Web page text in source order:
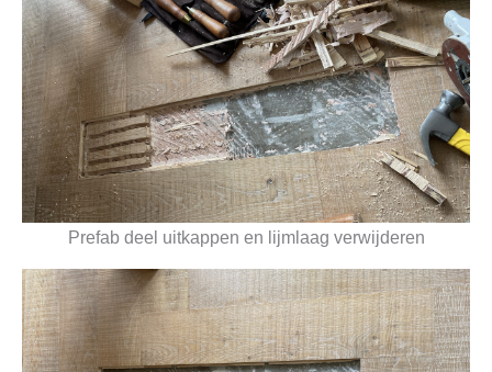
Prefab deel uitkappen en lijmlaag verwijderen